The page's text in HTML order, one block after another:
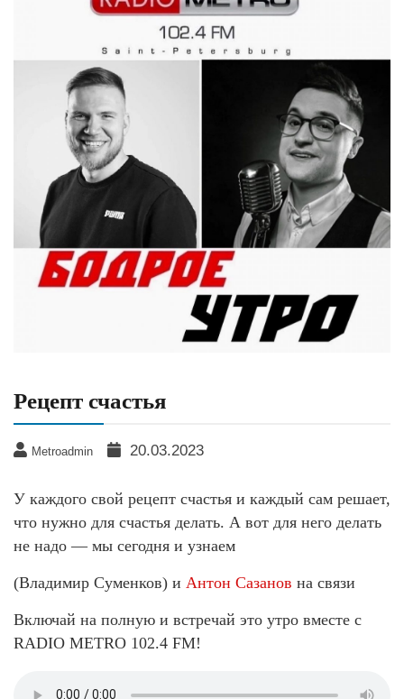
Рецепт счастья
Metroadmin 20.03.2023
У каждого свой рецепт счастья и каждый сам решает,
что нужно для счастья делать. А вот для него делать
не надо — мы сегодня и узнаем
(Владимир Суменков) и Антон Сазанов на связи
Включай на полную и встречай это утро вместе с
RADIO METRO 102.4 FM!